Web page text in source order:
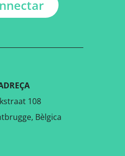
108
Bèlgica